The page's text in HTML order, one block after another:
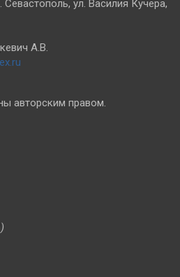
Севастополь, ул. Василия Кучера,
А.В.
авторским правом.